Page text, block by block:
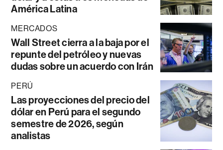
América Latina
MERCADOS
Wall Street cierra a la baja por el
repunte del petróleo y nuevas
dudas sobre un acuerdo con Irán
PERÚ
Las proyecciones del precio del
dólar en Perú para el segundo
semestre de 2026, según
analistas